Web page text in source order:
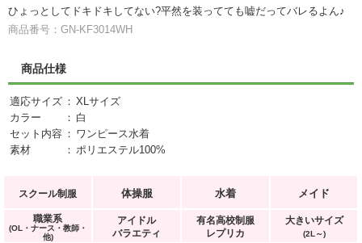
ひょっとしてドキドキしてない?平然を装ってても嘘だってバレるよん♪
商品番号：GN-KF3014WH
商品仕様
適応サイズ ： XLサイズ
カラー
： 白
セット内容 ： ワンピース水着
素材
： ポリエステル100%
スクール制服 体操服 水着 メイド
職業系
(OL・ナース・教師・
他)
アイドル
バラエティ
有名高校制服
レプリカ
大きいサイズ
(2L～)